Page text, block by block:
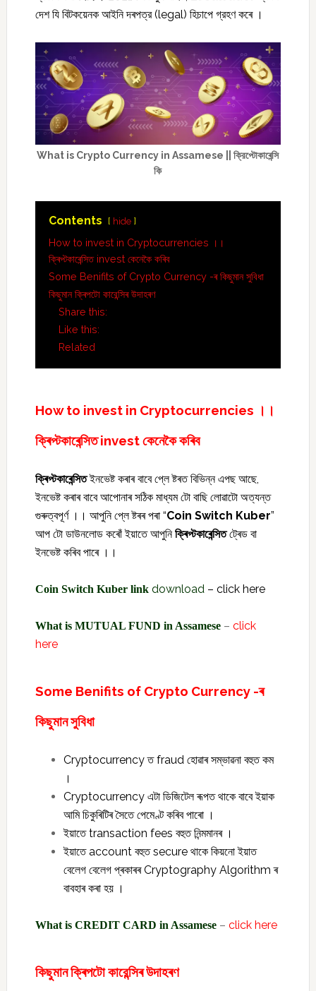
দেশ যি বিটকয়েনক আইনি দৰপত্র (legal) হিচাপে গ্রহণ কৰে ।
What is Crypto Currency in Assamese || ক্রিপ্টোকাৰেন্সি
কি
Contents hide
How to invest in Cryptocurrencies ।।
ক্ৰিপ্টকাৰেন্সিত invest কেনেকৈ কৰিব
Some Benifits of Crypto Currency -ৰ কিছুমান সুবিধা
কিছুমান ক্ৰিপটো কারেন্সিৰ উদাহৰণ
Share this:
Like this:
Related
How to invest in Cryptocurrencies ।।
ক্ৰিপ্টকাৰেন্সিত invest কেনেকৈ কৰিব
ক্ৰিপ্টকাৰেন্সিতইনভেষ্ট কৰাৰ বাবে প্লে ষ্টৰত বিভিন্ন এপছ আছে,
ইনভেষ্ট কৰাৰ বাবে আপোনাৰ সঠিক মাধ্যম টো বাছি লোৱাটো অত্যন্ত
গুৰুত্বপূৰ্ণ ।। আপুনি প্লে ষ্টৰৰ পৰা “Coin Switch Kuber”
আপ টো ডাউনলোড কৰোঁ ইয়াতে আপুনিক্ৰিপ্টকাৰেন্সিতট্ৰেড বা
ইনভেষ্ট কৰিব পাৰে ।।
Coin Switch Kuber link download– click here
What is MUTUAL FUND in Assamese – click
here
Some Benifits of Crypto Currency -ৰ
কিছুমান সুবিধা
Cryptocurrency ত fraud হোৱাৰ সম্ভাৱনা বহুত কম
।
Cryptocurrency এটা ডিজিটেল ৰূপত থাকে বাবে ইয়াক
আমি চিকুৰিটিৰ সৈতে পেমেণ্ট কৰিব পাৰো ।
ইয়াতে transaction fees বহুত নিন্মমানৰ ।
ইয়াতে account বহুত secure থাকে কিয়নো ইয়াত
বেলেগ বেলেগ প্ৰকাৰৰ Cryptography Algorithm ৰ
বাবহাৰ কৰা হয় ।
What is CREDIT CARD in Assamese – click here
কিছুমান ক্ৰিপটো কারেন্সিৰ উদাহৰণ